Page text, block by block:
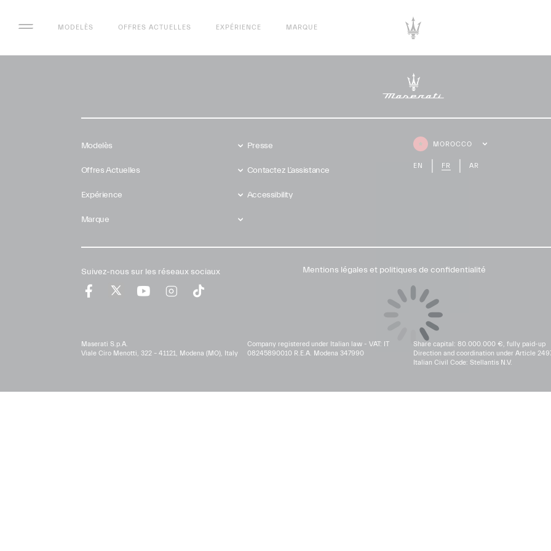
MODELÈS OFFRES ACTUELLES EXPÉRIENCE MARQUE
Modelès
Offres Actuelles
Expérience
Marque
Presse
Contactez L’assistance
Accessibility
MOROCCO
EN FR AR
Suivez-nous sur les réseaux sociaux Mentions légales et politiques de confidentialité
Maserati S.p.A.
Viale Ciro Menotti, 322 – 41121, Modena (MO), Italy
Company registered under Italian law - VAT: IT
08245890010 R.E.A. Modena 347990
Share capital: 80.000.000 €, fully paid-up
Direction and coordination under Article
Italian Civil Code: Stellantis N.V.